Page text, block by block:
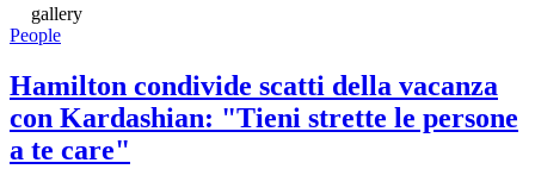
gallery
People
Hamilton condivide scatti della vacanza
con Kardashian: "Tieni strette le persone
a te care"